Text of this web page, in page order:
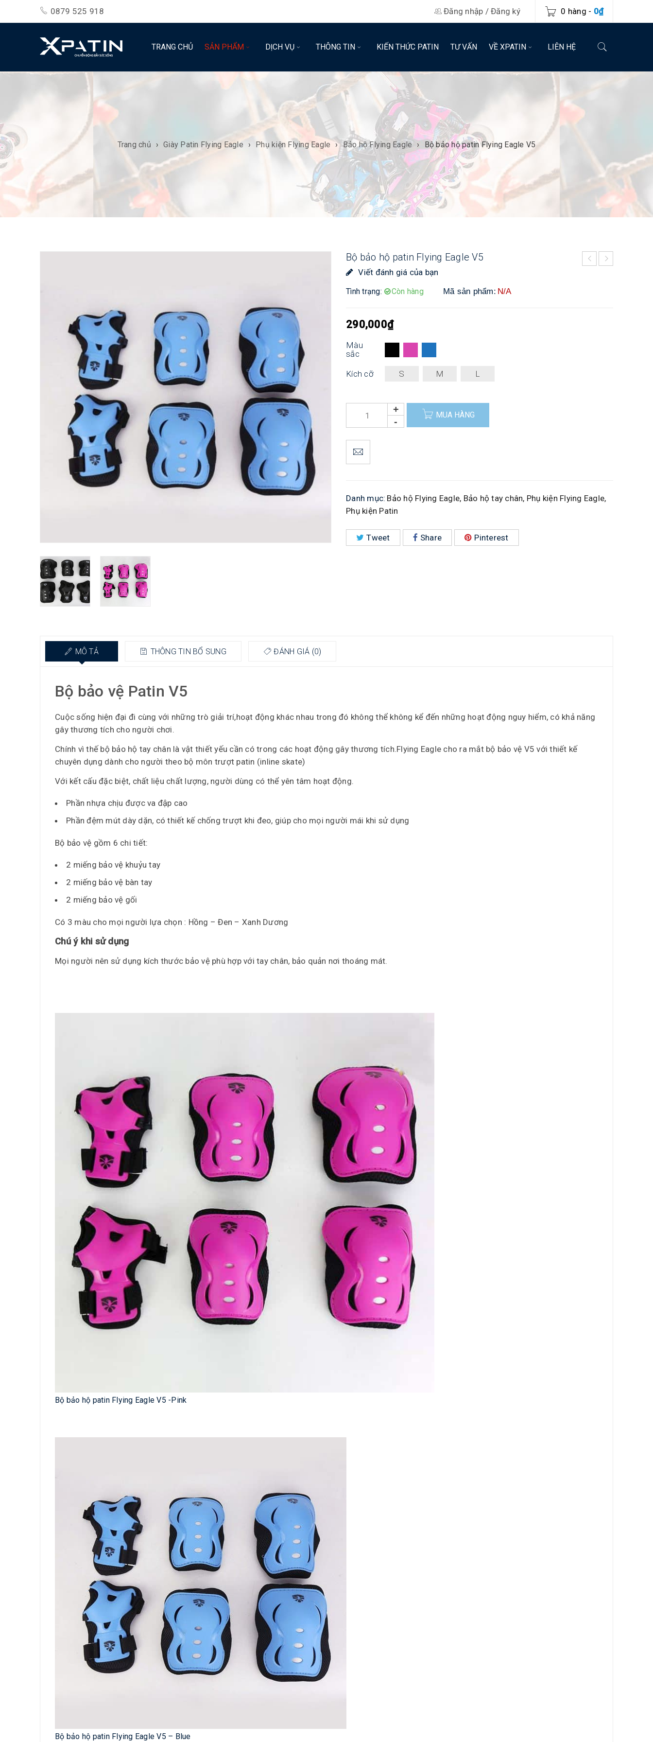
0879 525 918 0 hàng - 0₫
Đăng nhập / Đăng ký
TRANG CHỦ SẢN PHẨM DỊCH VỤ THÔNG TIN KIẾN THỨC PATIN TƯ VẤN VỀ XPATIN LIÊN HỆ
Trang chủ › Giày Patin Flying Eagle › Phụ kiện Flying Eagle › Bảo hộ Flying Eagle › Bộ bảo hộ patin Flying Eagle V5
Bộ bảo hộ patin Flying Eagle V5
Viết đánh giá của bạn
Tình trạng: Còn hàng Mã sản phẩm: N/A
290,000₫
Màu
sắc
Kích cỡ S M L
MUA HÀNG
Danh mục: Bảo hộ Flying Eagle, Bảo hộ tay chân, Phụ kiện Flying Eagle,
Phụ kiện Patin
Tweet Share Pinterest
MÔ TẢ THÔNG TIN BỔ SUNG ĐÁNH GIÁ (0)
Bộ bảo vệ Patin V5
Cuộc sống hiện đại đi cùng với những trò giải trí,hoạt động khác nhau trong đó không thể không kể đến những hoạt động nguy hiểm, có khả năng
gây thương tích cho người chơi.
Chính vì thế bộ bảo hộ tay chân là vật thiết yếu cần có trong các hoạt động gây thương tích.Flying Eagle cho ra mắt bộ bảo vệ V5 với thiết kế
chuyên dụng dành cho người theo bộ môn trượt patin (inline skate)
Với kết cấu đặc biệt, chất liệu chất lượng, người dùng có thể yên tâm hoạt động.
Phần nhựa chịu được va đập cao
Phần đệm mút dày dặn, có thiết kế chống trượt khi đeo, giúp cho mọi người mái khi sử dụng
Bộ bảo vệ gồm 6 chi tiết:
2 miếng bảo vệ khuỷu tay
2 miếng bảo vệ bàn tay
2 miếng bảo vệ gối
Có 3 màu cho mọi người lựa chọn : Hồng – Đen – Xanh Dương
Chú ý khi sử dụng
Mọi người nên sử dụng kích thước bảo vệ phù hợp với tay chân, bảo quản nơi thoáng mát.
Bộ bảo hộ patin Flying Eagle V5 -Pink
Bộ bảo hộ patin Flying Eagle V5 – Blue